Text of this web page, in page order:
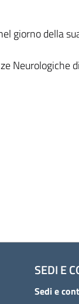
giorno della
Neurologiche
SEDI E
Sedi e